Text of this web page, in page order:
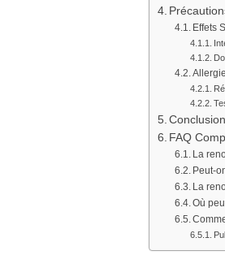
Effets
Conclusion
FAQ
La
Peut-
La
Où